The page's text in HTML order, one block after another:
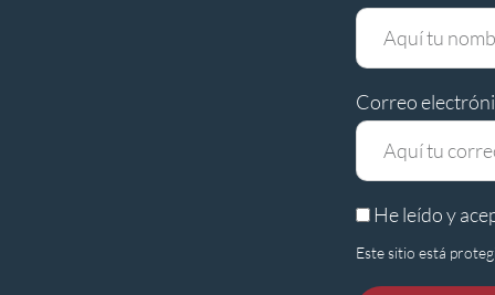
Correo
He leído y
Este sitio está